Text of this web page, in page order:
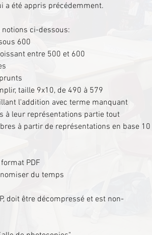
a été appris précédemment.
notions ci-dessous:
600
entre 500 et 600
taille 9x10, de 490 à 579
l'addition avec terme manquant
à leur représentations partie tout
à partir de représentations en base 10
PDF
du temps
doit être décompressé et est non-